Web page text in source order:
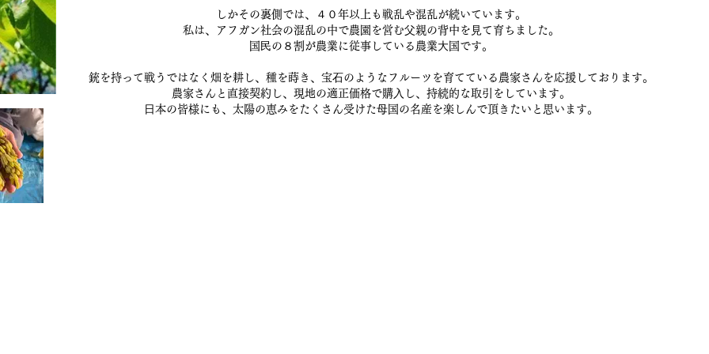
しかその裏側では、４０年以上も戦乱や混乱が続いています。
私は、アフガン社会の混乱の中で農園を営む⽗親の背中を⾒て育ちました。
国⺠の８割が農業に従事している農業⼤国です。
銃を持って戦うではなく畑を耕し、種を蒔き、宝⽯のようなフルーツを育てている農家さんを応援しております。
農家さんと直接契約し、現地の適正価格で購⼊し、持続的な取引をしています。
⽇本の皆様にも、太陽の恵みをたくさん受けた⺟国の名産を楽しんで頂きたいと思います。